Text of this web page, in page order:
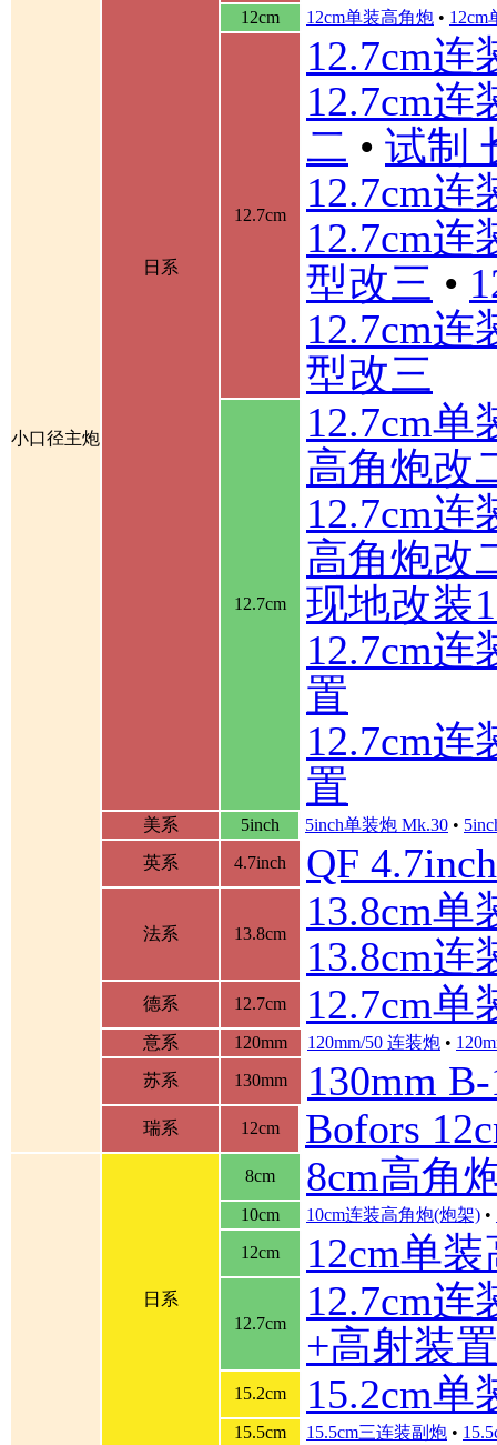
小口径主炮
日系
12cm 12cm单装高角炮 • 12cm
12.7cm
12.7cm连
12.7cm连
二 • 试制
12.7cm连
12.7cm连
型改三 •
12.7cm连
型改三
12.7cm
12.7cm
高角炮改
12.7cm
高角炮改
现地改装
12.7cm
置
12.7cm
置
美系 5inch 5inch单装炮 Mk.30 •
英系
4.7inch QF
法系 13.8cm
13.8cm单
13.8cm连
德系 12.7cm 12.7cm单
意系 120mm 120mm/50 连装炮 •
苏系
130mm 130mm
瑞系 12cm Bofors
日系
8cm 8cm高角
10cm 10cm连装高角炮(炮架) •
12cm
12cm单
12.7cm
12.7cm连
+高射装置
15.2cm 15.2cm单
15.5cm 15.5cm三连装副炮 •